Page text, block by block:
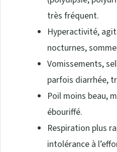
très fréquent.
Hyperactivité,
nocturnes,
Vomissements,
parfois diarrhée,
Poil moins beau,
ébouriffé.
Respiration plus
intolérance à